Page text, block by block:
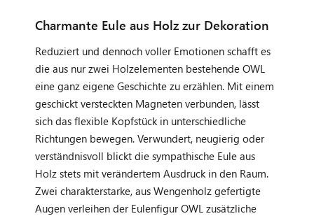
Charmante Eule aus Holz zur Dekoration
Reduziert und dennoch voller Emotionen schafft es
die aus nur zwei Holzelementen bestehende OWL
eine ganz eigene Geschichte zu erzählen. Mit einem
geschickt versteckten Magneten verbunden, lässt
sich das flexible Kopfstück in unterschiedliche
Richtungen bewegen. Verwundert, neugierig oder
verständnisvoll blickt die sympathische Eule aus
Holz stets mit verändertem Ausdruck in den Raum.
Zwei charakterstarke, aus Wengenholz gefertigte
Augen verleihen der Eulenfigur OWL zusätzliche